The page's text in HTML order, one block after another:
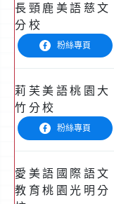
長頸鹿美語慈文
分校
粉絲專頁
莉芙美語桃園大
竹分校
粉絲專頁
愛美語國際語文
教育桃園光明分